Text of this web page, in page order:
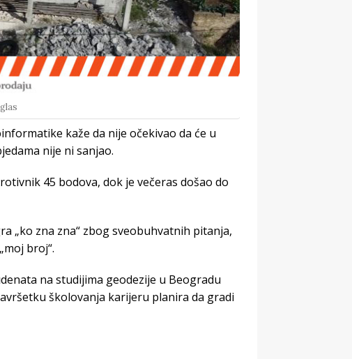
kaže da nije očekivao da će u
nije ni sanjao.
45 bodova, dok je večeras došao do
„ko zna zna“ zbog sveobuhvatnih pitanja,
broj“.
na studijima geodezije u Beogradu
školovanja karijeru planira da gradi